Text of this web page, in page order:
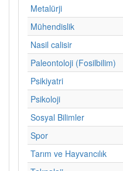
Metalürji
Mühendislik
Nasil calisir
Paleontoloji (Fosilbilim)
Psikiyatri
Psikoloji
Sosyal Bilimler
Spor
Tarım ve Hayvancılık